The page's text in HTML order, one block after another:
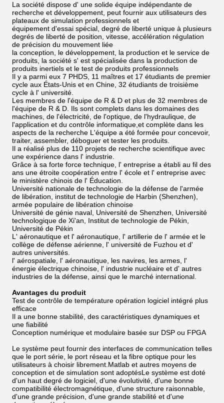
La société dispose d' une solide équipe indépendante de
recherche et développement, peut fournir aux utilisateurs des
plateaux de simulation professionnels et
équipement d'essai spécial, degré de liberté unique à plusieurs
degrés de liberté de position, vitesse, accélération régulation
de précision du mouvement liée
la conception, le développement, la production et le service de
produits, la société s' est spécialisée dans la production de
produits inertiels et le test de produits professionnels
Il y a parmi eux 7 PHDS, 11 maîtres et 17 étudiants de premier
cycle aux États-Unis et en Chine, 32 étudiants de troisième
cycle à l' université.
Les membres de l'équipe de R & D et plus de 32 membres de
l'équipe de R & D. Ils sont complets dans les domaines des
machines, de l'électricité, de l'optique, de l'hydraulique, de
l'application et du contrôle informatique,et complète dans les
aspects de la recherche L'équipe a été formée pour concevoir,
traiter, assembler, déboguer et tester les produits.
Il a réalisé plus de 110 projets de recherche scientifique avec
une expérience dans l' industrie.
Grâce à sa forte force technique, l' entreprise a établi au fil des
ans une étroite coopération entre l' école et l' entreprise avec
le ministère chinois de l' Éducation.
Université nationale de technologie de la défense de l'armée
de libération, institut de technologie de Harbin (Shenzhen),
armée populaire de libération chinoise
Université de génie naval, Université de Shenzhen, Université
technologique de Xi'an, Institut de technologie de Pékin,
Université de Pékin
L' aéronautique et l' aéronautique, l' artillerie de l' armée et le
collège de défense aérienne, l' université de Fuzhou et d'
autres universités.
l' aérospatiale, l' aéronautique, les navires, les armes, l'
énergie électrique chinoise, l' industrie nucléaire et d' autres
industries de la défense, ainsi que le marché international.
Avantages du produit
Test de contrôle de température opération logiciel intégré plus
efficace
Il a une bonne stabilité, des caractéristiques dynamiques et
une fiabilité
Conception numérique et modulaire basée sur DSP ou FPGA
Le système peut fournir des interfaces de communication telles
que le port série, le port réseau et la fibre optique pour les
utilisateurs à choisir librement.Matlab et autres moyens de
conception et de simulation sont adoptésLe système est doté
d'un haut degré de logiciel, d'une évolutivité, d'une bonne
compatibilité électromagnétique, d'une structure raisonnable,
d'une grande précision, d'une grande stabilité et d'une